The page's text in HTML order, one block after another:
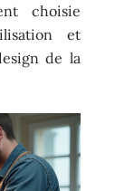
choisie
et
de la